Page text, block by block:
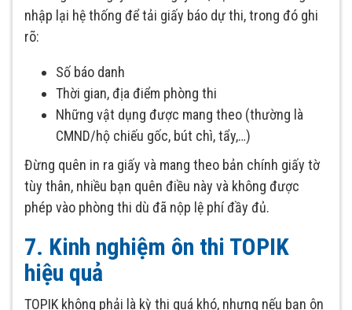
nhập lại hệ thống để tải giấy báo dự thi, trong đó ghi
rõ:
Số báo danh
Thời gian, địa điểm phòng thi
Những vật dụng được mang theo (thường là
CMND/hộ chiếu gốc, bút chì, tẩy,…)
Đừng quên in ra giấy và mang theo bản chính giấy tờ
tùy thân, nhiều bạn quên điều này và không được
phép vào phòng thi dù đã nộp lệ phí đầy đủ.
7. Kinh nghiệm ôn thi TOPIK
hiệu quả
TOPIK không phải là kỳ thi quá khó, nhưng nếu bạn ôn